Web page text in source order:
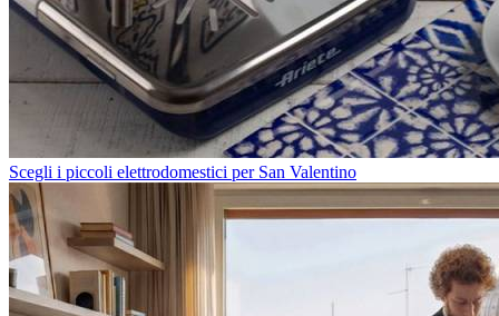
Scegli i piccoli elettrodomestici per San Valentino